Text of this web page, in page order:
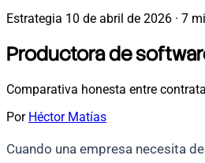
Estrategia 10 de abril de 2026 · 7
Productora de
Comparativa honesta entre
Por Héctor Matías
Cuando una empresa necesita